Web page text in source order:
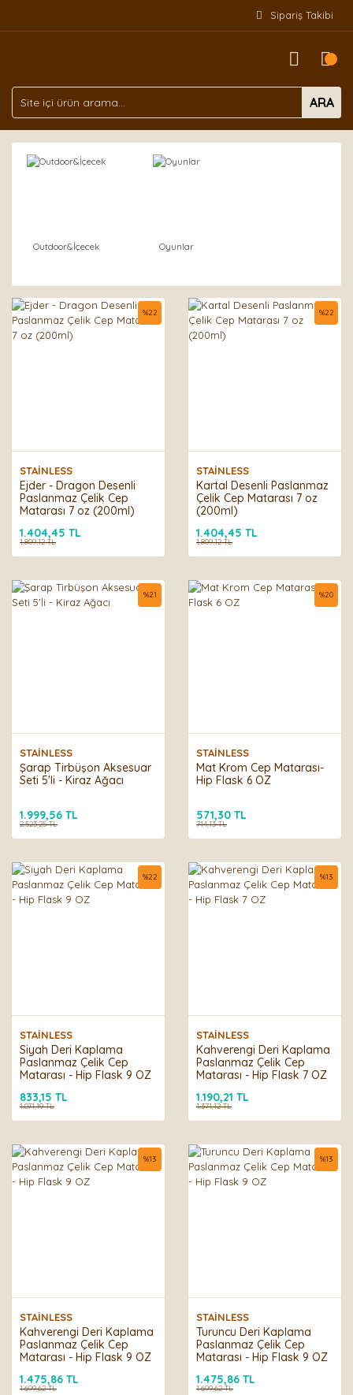
Sipariş Takibi
ARA
Outdoor&İçecek Oyunlar
STAİNLESS
Ejder - Dragon Desenli
Paslanmaz Çelik Cep
Matarası 7 oz (200ml)
%22
1.404,45 TL
1.809,12 TL
STAİNLESS
Kartal Desenli Paslanmaz
Çelik Cep Matarası 7 oz
(200ml)
%22
1.404,45 TL
1.809,12 TL
STAİNLESS
Şarap Tirbüşon Aksesuar
Seti 5'li - Kiraz Ağacı
%21
1.999,56 TL
2.523,25 TL
STAİNLESS
Mat Krom Cep Matarası-
Hip Flask 6 OZ
%20
571,30 TL
714,13 TL
STAİNLESS
Siyah Deri Kaplama
Paslanmaz Çelik Cep
Matarası - Hip Flask 9 OZ
%22
833,15 TL
1.071,19 TL
STAİNLESS
Kahverengi Deri Kaplama
Paslanmaz Çelik Cep
Matarası - Hip Flask 7 OZ
%13
1.190,21 TL
1.371,12 TL
STAİNLESS
Kahverengi Deri Kaplama
Paslanmaz Çelik Cep
Matarası - Hip Flask 9 OZ
%13
1.475,86 TL
1.699,62 TL
STAİNLESS
Turuncu Deri Kaplama
Paslanmaz Çelik Cep
Matarası - Hip Flask 9 OZ
%13
1.475,86 TL
1.699,62 TL